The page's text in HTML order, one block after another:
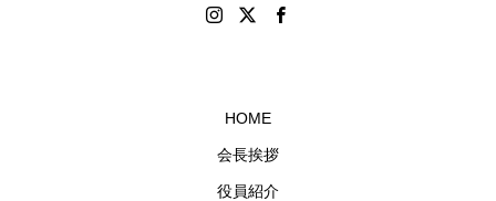
HOME
会長挨拶
役員紹介